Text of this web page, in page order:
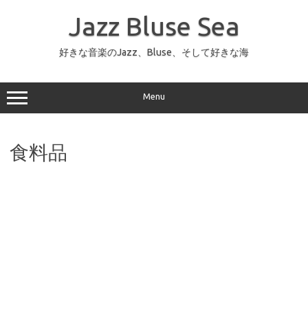
ッ
プ
Jazz Bluse Sea
好きな音楽のJazz、Bluse、そして好きな海
Menu
食料品